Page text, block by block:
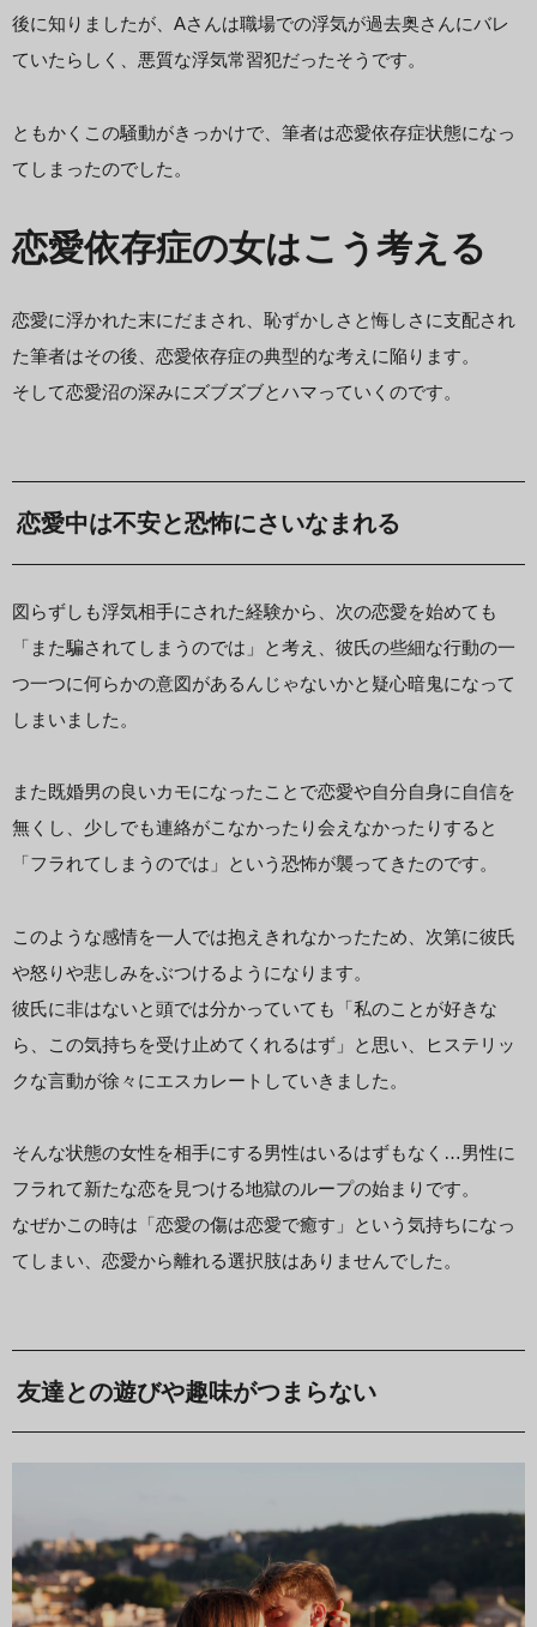
後に知りましたが、Aさんは職場での浮気が過去奥さんにバレ
ていたらしく、悪質な浮気常習犯だったそうです。
ともかくこの騒動がきっかけで、筆者は恋愛依存症状態になっ
てしまったのでした。
恋愛依存症の女はこう考える
恋愛に浮かれた末にだまされ、恥ずかしさと悔しさに支配され
た筆者はその後、恋愛依存症の典型的な考えに陥ります。
そして恋愛沼の深みにズブズブとハマっていくのです。
恋愛中は不安と恐怖にさいなまれる
図らずしも浮気相手にされた経験から、次の恋愛を始めても
「また騙されてしまうのでは」と考え、彼氏の些細な行動の一
つ一つに何らかの意図があるんじゃないかと疑心暗鬼になって
しまいました。
また既婚男の良いカモになったことで恋愛や自分自身に自信を
無くし、少しでも連絡がこなかったり会えなかったりすると
「フラれてしまうのでは」という恐怖が襲ってきたのです。
このような感情を一人では抱えきれなかったため、次第に彼氏
や怒りや悲しみをぶつけるようになります。
彼氏に非はないと頭では分かっていても「私のことが好きな
ら、この気持ちを受け止めてくれるはず」と思い、ヒステリッ
クな言動が徐々にエスカレートしていきました。
そんな状態の女性を相手にする男性はいるはずもなく…男性に
フラれて新たな恋を見つける地獄のループの始まりです。
なぜかこの時は「恋愛の傷は恋愛で癒す」という気持ちになっ
てしまい、恋愛から離れる選択肢はありませんでした。
友達との遊びや趣味がつまらない